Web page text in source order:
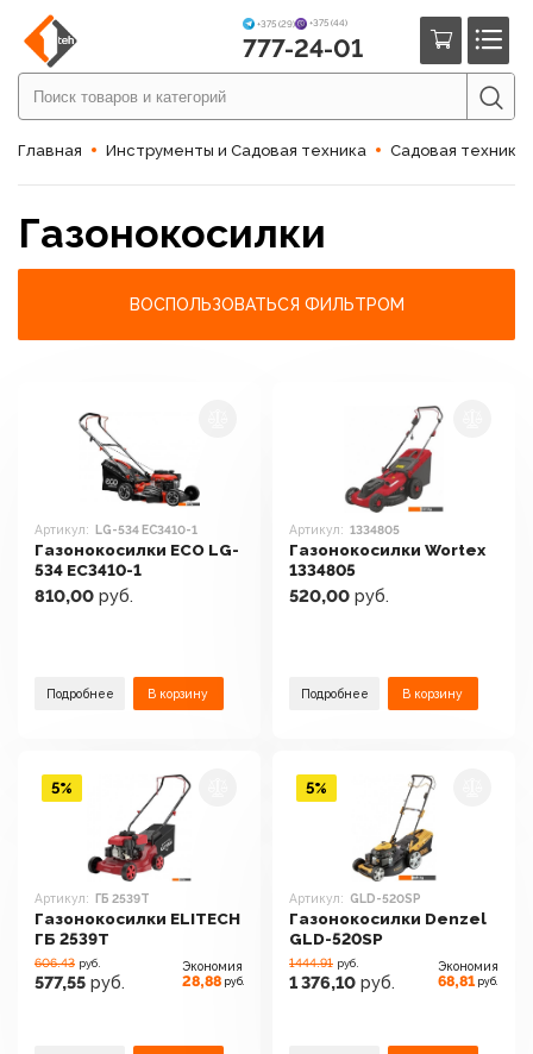
+375 (29) +375 (44)
777-24-01
Главная Инструменты и Садовая техника Садовая техника
Газонокосилки
ВОСПОЛЬЗОВАТЬСЯ ФИЛЬТРОМ
Артикул: LG-534 EC3410-1
Газонокосилки ECO LG-
534 EC3410-1
810,00 руб.
Подробнее В корзину
Артикул: 1334805
Газонокосилки Wortex
1334805
520,00 руб.
Подробнее В корзину
Артикул: ГБ 2539Т
Газонокосилки ELITECH
ГБ 2539Т
606.43 руб.
577,55 руб.
Экономия
28,88 руб.
5%
Артикул: GLD-520SP
Газонокосилки Denzel
GLD-520SP
1444.91 руб.
1 376,10 руб.
Экономия
68,81 руб.
5%